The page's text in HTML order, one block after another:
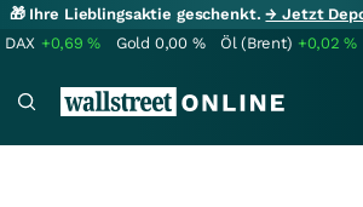
🎁 Ihre Lieblingsaktie geschenkt.→ Jetzt
DAX +0,69% Gold 0,00 % Öl (Brent) +0,02%